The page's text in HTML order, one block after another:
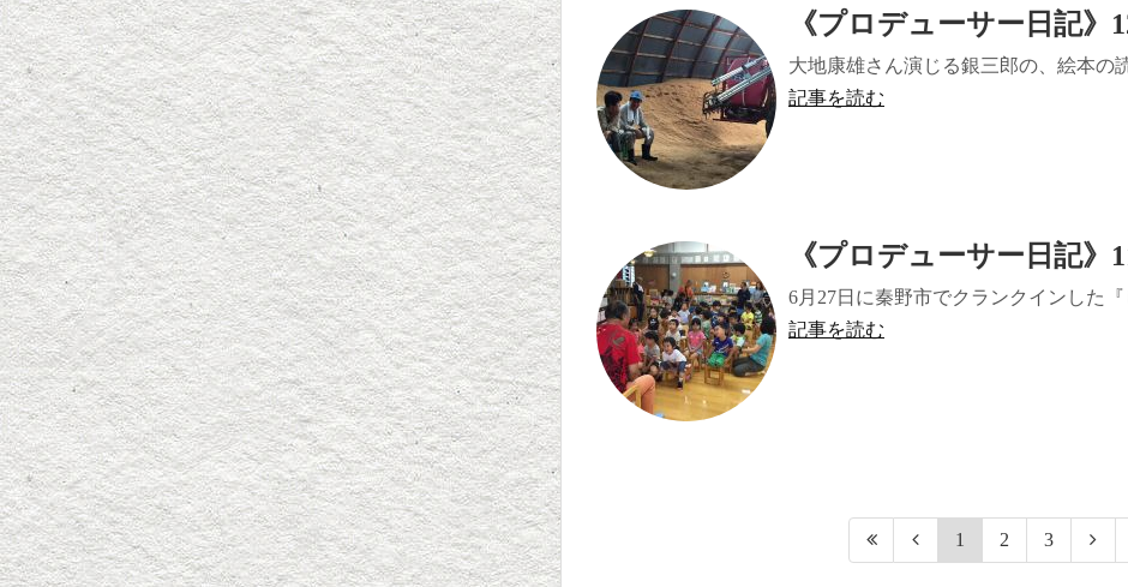
《プロデューサー日記》
大地康雄さん演じる銀三郎の、絵本の
記事を読む
《プロデューサー日記》
6月27日に秦野市でクランクインした
記事を読む
1 2 3